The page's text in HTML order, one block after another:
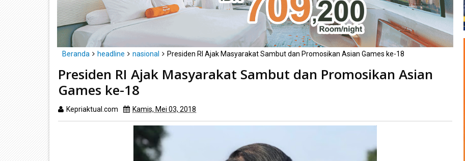
Beranda headline nasional Presiden RI Ajak Masyarakat Sambut dan Promosikan Asian Games ke-18
Presiden RI Ajak Masyarakat Sambut dan Promosikan Asian
Games ke-18
Kepriaktual.com Kamis, Mei 03, 2018